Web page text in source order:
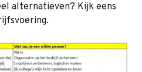
alternatieven? Kijk eens